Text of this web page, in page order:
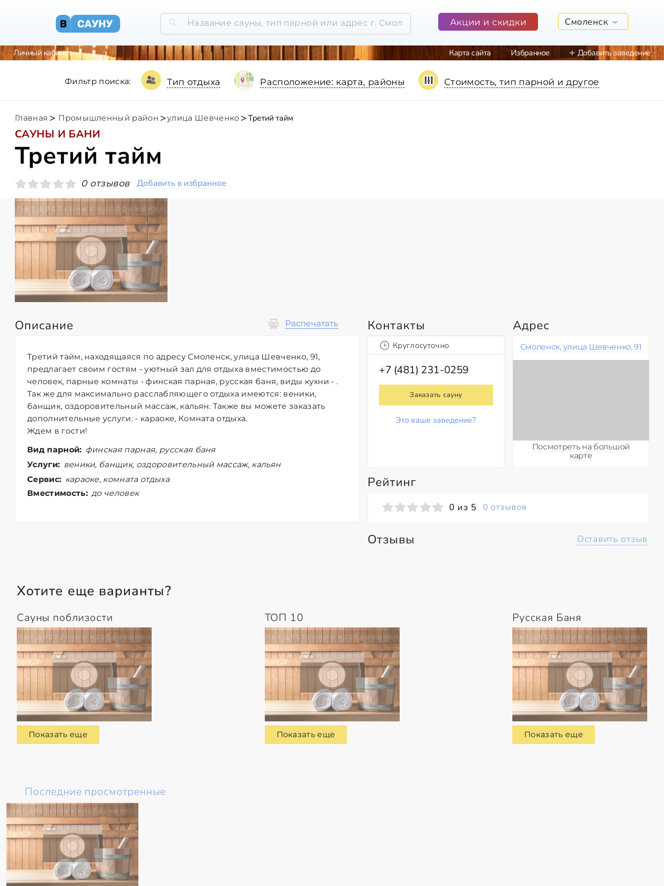
Акции и скидки Смоленск
Личный кабинет Карта сайта Избранное Добавить заведение
Фильтр поиска: Тип отдыха Расположение: карта, районы Стоимость, тип парной и другое
Главная Промышленный район улица Шевченко Третий тайм
САУНЫ И БАНИ
Третий тайм
0 отзывов Добавить в избранное
Описание Распечатать
Третий тайм, находящаяся по адресу Смоленск, улица Шевченко, 91,
предлагает своим гостям - уютный зал для отдыха вместимостью до
человек, парные комнаты - финская парная, русская баня, виды кухни - .
Так же для максимально расслабляющего отдыха имеются: веники,
банщик, оздоровительный массаж, кальян. Также вы можете заказать
дополнительные услуги: - караоке, Комната отдыха.
Ждем в гости!
Вид парной: финская парная, русская баня
Услуги: веники, банщик, оздоровительный массаж, кальян
Сервис: караоке, комната отдыха
Вместимость: до человек
Контакты
Круглосуточно
+7 (481) 231-0259
Заказать сауну
Это ваше заведение?
Адрес
Смоленск, улица Шевченко, 91
Посмотреть на большой
карте
Рейтинг
0 из 5 0 отзывов
Отзывы Оставить отзыв
Хотите еще варианты?
Сауны поблизости
Показать еще
ТОП 10
Показать еще
Русская Баня
Показать еще
Последние просмотренные